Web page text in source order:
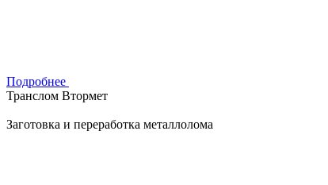
Подробнее
Транслом Втормет
Заготовка и переработка металлолома